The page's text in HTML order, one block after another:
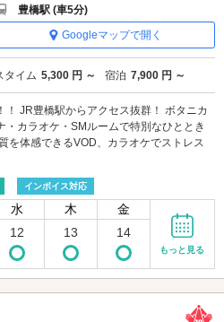
豊橋駅 (車5分)
Googleマップで開く
タイム 5,300 円 ～ 宿泊 7,900 円 ～
！ JR豊橋駅からアクセス抜群！ ボタニカ
・カラオケ・SMルームで特別なひととき
を体感できるVOD、カラオケでストレス
インボイス対応
水 木 金
12 13 14
もっと見る